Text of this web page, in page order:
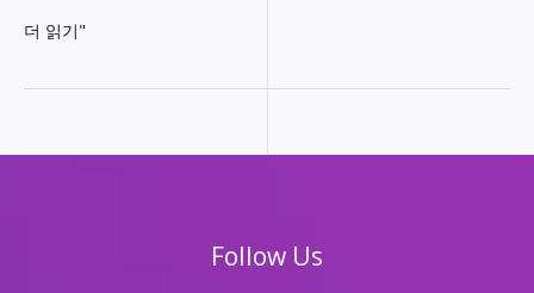
룸
놓
더 읽기"
Follow Us